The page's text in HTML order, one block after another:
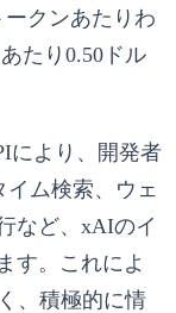
クンあたりわ
たり0.50ドル
により、開発者
ム検索、ウェ
など、xAIのイ
す。これによ
、積極的に情